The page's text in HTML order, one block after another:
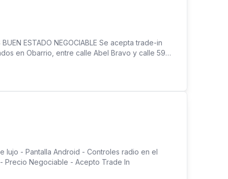
ESTADO NEGOCIABLE Se acepta trade-in
en Obarrio, entre calle Abel Bravo y calle 59
lunes a sábado de 8:30 am a 6pm
lujo - Pantalla Android - Controles radio en el
Precio Negociable - Acepto Trade In